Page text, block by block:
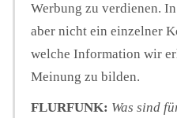
Werbung zu verdienen.
aber nicht ein einzelner
welche Information wir
Meinung zu bilden.
FLURFUNK: Was sind